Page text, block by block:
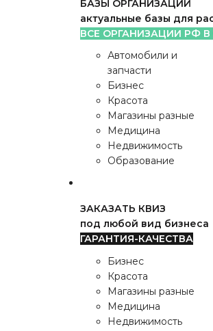
БАЗЫ ОРГАНИЗАЦИЙ
актуальные базы для
ВСЕ ОРГАНИЗАЦИИ РФ
Автомобили и
запчасти
Бизнес
Красота
Магазины разные
Медицина
Недвижимость
Образование
ЗАКАЗАТЬ КВИЗ
под любой вид бизнеса
ГАРАНТИЯ-КАЧЕСТВА
ШАБЛОНЫ ДЛЯ CMS
ПРЕМИУМ ШАБЛОНЫ
Wordpress
WooCommerce
OpencartPremium
ВСЕ ОРГАНИЗАЦИИ РФ
Автомобили и
запчасти
Бизнес
Красота
Магазины разные
Медицина
Недвижимость